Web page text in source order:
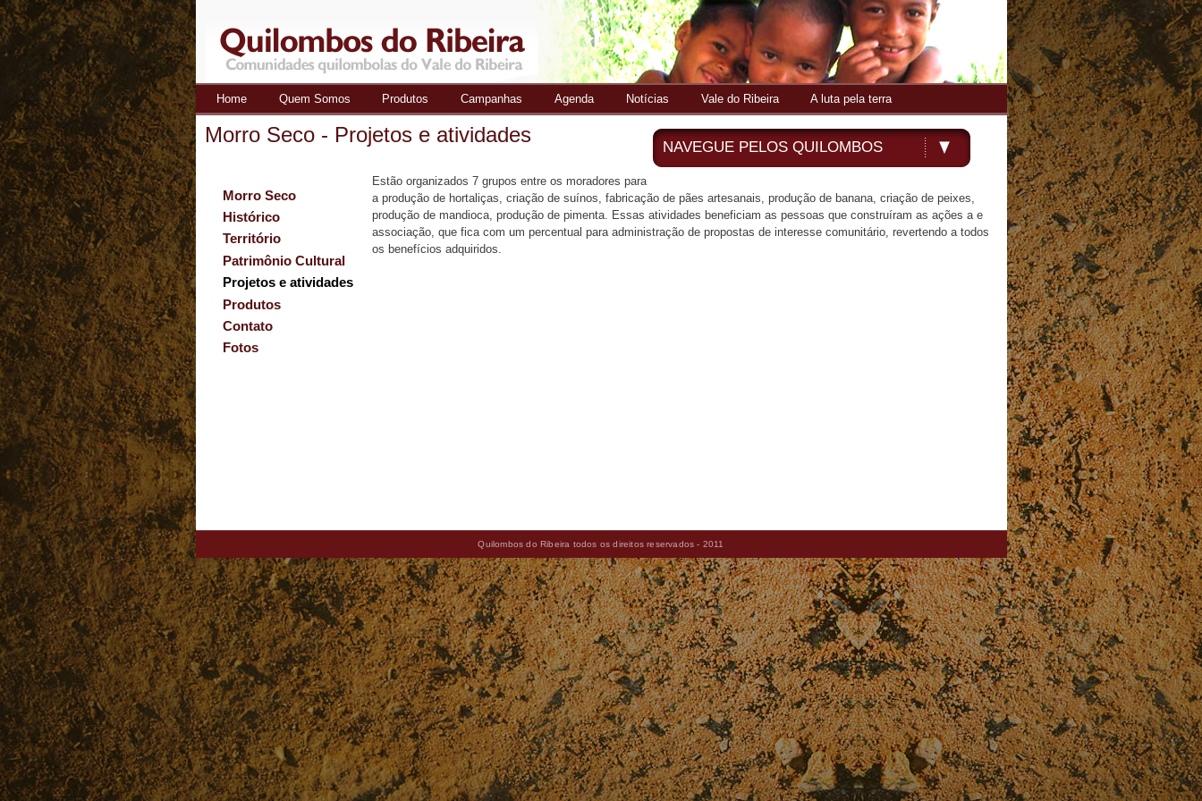
Pular
para o
conteúdo
principal
Quilombos
do Ribeira
Home Quem Somos Produtos Campanhas Agenda Notícias Vale do Ribeira A luta pela terra
NAVEGUE PELOS QUILOMBOS
Morro Seco - Projetos e atividades
Morro Seco
Histórico
Território
Patrimônio Cultural
Projetos e atividades
Produtos
Contato
Fotos
Estão organizados 7 grupos entre os moradores para
a produção de hortaliças, criação de suínos, fabricação de pães artesanais, produção de banana, criação de peixes,
produção de mandioca, produção de pimenta. Essas atividades beneficiam as pessoas que construíram as ações a e
associação, que fica com um percentual para administração de propostas de interesse comunitário, revertendo a todos
os benefícios adquiridos.
Quilombos do Ribeira todos os direitos reservados - 2011